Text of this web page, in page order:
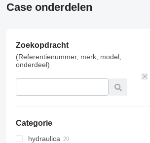
Case onderdelen
Zoekopdracht
(Referentienummer, merk, model,
onderdeel)
Categorie
hydraulica